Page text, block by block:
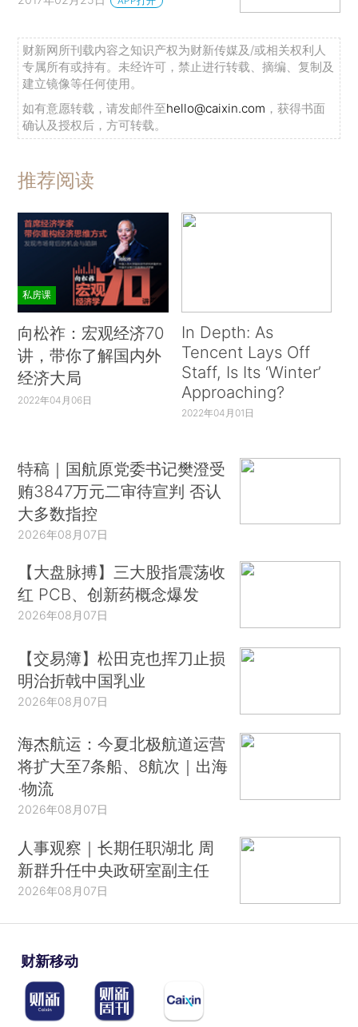
财新网所刊载内容之知识产权为财新传媒及/或相关权利人
专属所有或持有。未经许可，禁止进行转载、摘编、复制及
建立镜像等任何使用。
如有意愿转载，请发邮件至hello@caixin.com ，获得书面
确认及授权后，方可转载。
推荐阅读
私房课
向松祚：宏观经济70
讲，带你了解国内外
经济大局
2022年04月06日
In Depth: As
Tencent Lays Off
Staff, Is Its ‘Winter’
Approaching?
2022年04月01日
特稿｜国航原党委书记樊澄受
贿3847万元二审待宣判 否认
大多数指控
2026年08月07日
【大盘脉搏】三大股指震荡收
红 PCB、创新药概念爆发
2026年08月07日
【交易簿】松田克也挥刀止损
明治折戟中国乳业
2026年08月07日
海杰航运：今夏北极航道运营
将扩大至7条船、8航次｜出海
·物流
2026年08月07日
人事观察｜长期任职湖北 周
新群升任中央政研室副主任
2026年08月07日
财新移动